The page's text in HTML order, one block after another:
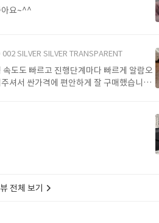
아요~^^
SILVER SILVER TRANSPARENT
도도 빠르고 진행단계마다 빠르게 알람오
셔서 싼가격에 편안하게 잘 구매했습니다.
전체 보기